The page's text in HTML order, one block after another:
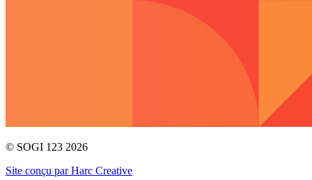
© SOGI 123 2026
Site conçu par Harc Creative